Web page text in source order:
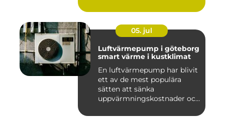
05. jul
Luftvärmepump i göteborg
smart värme i kustklimat
En luftvärmepump har blivit
ett av de mest populära
sätten att sänka
uppvärmningskostnader och